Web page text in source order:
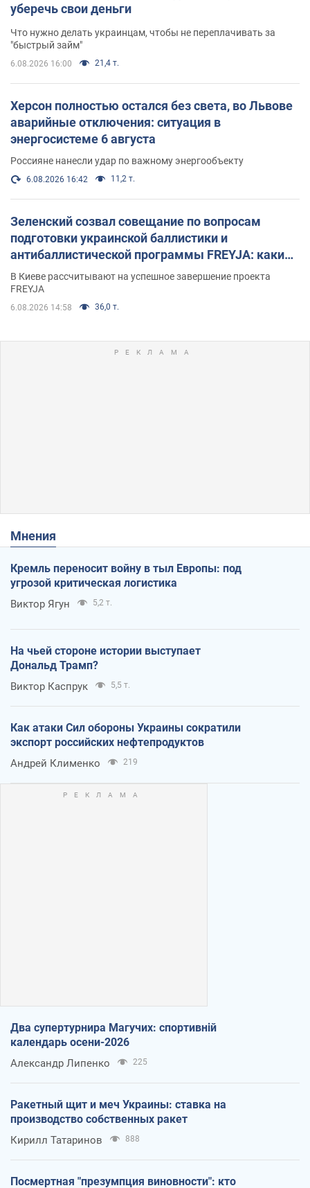
уберечь свои деньги
Что нужно делать украинцам, чтобы не переплачивать за
"быстрый займ"
6.08.2026 16:00 21,4 т.
Херсон полностью остался без света, во Львове
аварийные отключения: ситуация в
энергосистеме 6 августа
Россияне нанесли удар по важному энергообъекту
6.08.2026 16:42 11,2 т.
Зеленский созвал совещание по вопросам
подготовки украинской баллистики и
антибаллистической программы FREYJA: какие
решения готовятся
В Киеве рассчитывают на успешное завершение проекта
FREYJA
6.08.2026 14:58 36,0 т.
Мнения
Кремль переносит войну в тыл Европы: под
угрозой критическая логистика
Виктор Ягун 5,2 т.
На чьей стороне истории выступает
Дональд Трамп?
Виктор Каспрук 5,5 т.
Как атаки Сил обороны Украины сократили
экспорт российских нефтепродуктов
Андрей Клименко 219
Два супертурнира Магучих: спортивній
календарь осени-2026
Александр Липенко 225
Ракетный щит и меч Украины: ставка на
производство собственных ракет
Кирилл Татаринов 888
Посмертная "презумпция виновности": кто